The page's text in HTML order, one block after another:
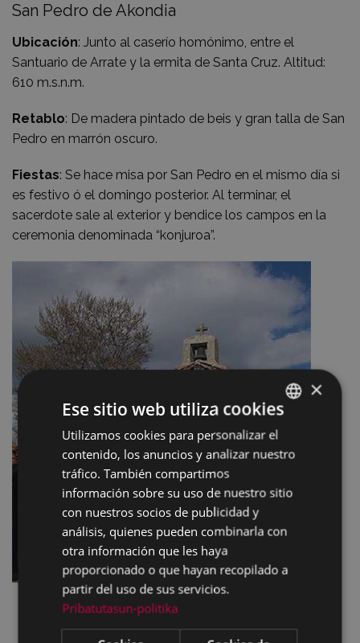
San Pedro de Akondia
Ubicación: Junto al caserío homónimo, entre el
Santuario de Arrate y la ermita de Santa Cruz. Altitud:
610 m.s.n.m.
Retablo: De madera pintado de beis y gran talla de San
Pedro en marrón oscuro.
Fiestas: Se hace misa por San Pedro en el mismo día si
es festivo ó el domingo posterior. Al terminar, el
sacerdote sale al exterior y bendice los campos en la
ceremonia denominada “konjuroa”.
BASQUE
SPANISH
×
Ese sitio web utiliza cookies
Utilizamos cookies para personalizar el
contenido, los anuncios y analizar nuestro
tráfico. También compartimos
información sobre su uso de nuestro sitio
con nuestros socios de publicidad y
análisis, quienes pueden combinarla con
otra información que les haya
proporcionado o que hayan recopilado a
partir del uso de sus servicios.
Pribatutasun-politika